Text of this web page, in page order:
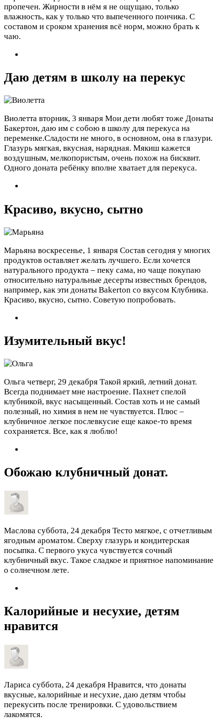
пропечен. Жирности в нём я не ощущаю, только
влажность, как у только что выпеченного пончика. С
составом и сроком хранения всё норм, можно брать к
чаю.
Даю детям в школу на перекус
Виолетта вторник, 3 января Мои дети любят тоже Донаты
Бакертон, даю им с собою в школу для перекуса на
переменке.Сладости не много, в основном, она в глазури.
Глазурь мягкая, вкусная, нарядная. Мякиш кажется
воздушным, мелкопористым, очень похож на бисквит.
Одного доната ребёнку вполне хватает для перекуса.
Красиво, вкусно, сытно
Марьяна воскресенье, 1 января Состав сегодня у многих
продуктов оставляет желать лучшего. Если хочется
натурального продукта – пеку сама, но чаще покупаю
относительно натуральные десерты известных брендов,
например, как эти донаты Bakerton со вкусом Клубника.
Красиво, вкусно, сытно. Советую попробовать.
Изумительный вкус!
Ольга четверг, 29 декабря Такой яркий, летний донат.
Всегда поднимает мне настроение. Пахнет спелой
клубникой, вкус насыщенный. Состав хоть и не самый
полезный, но химия в нем не чувствуется. Плюс –
клубничное легкое послевкусие еще какое-то время
сохраняется. Все, как я люблю!
Обожаю клубничный донат.
Маслова суббота, 24 декабря Тесто мягкое, с отчетливым
ягодным ароматом. Сверху глазурь и кондитерская
посыпка. С первого укуса чувствуется сочный
клубничный вкус. Такое сладкое и приятное напоминание
о солнечном лете.
Калорийные и несухие, детям
нравится
Лариса суббота, 24 декабря Нравится, что донаты
вкусные, калорийные и несухие, даю детям чтобы
перекусить после тренировки. С удовольствием
лакомятся.